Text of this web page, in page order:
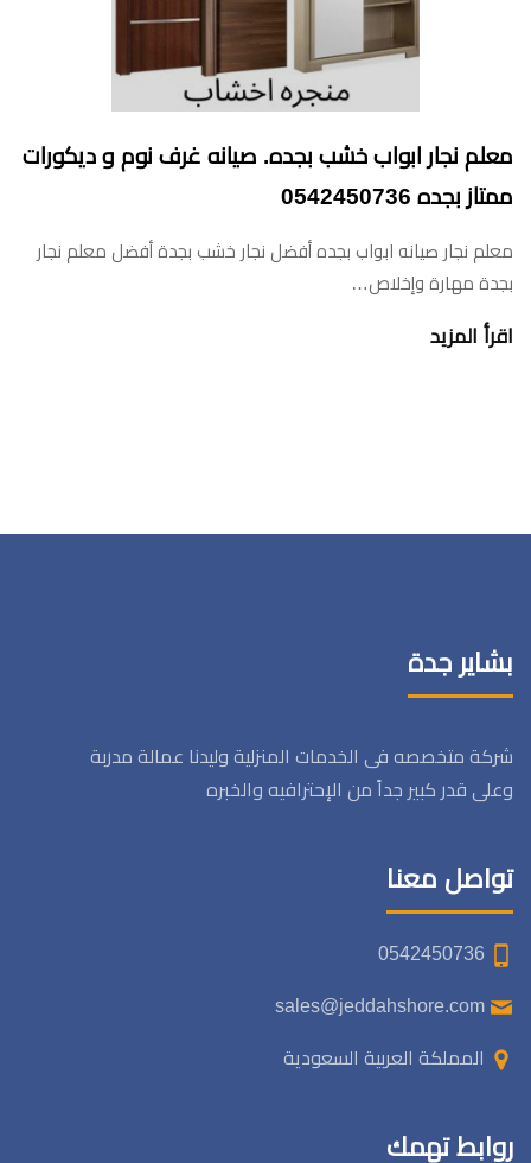
معلم نجار ابواب خشب بجده. صيانه غرف نوم و ديكورات
ممتاز بجده 0542450736
معلم نجار صيانه ابواب بجده أفضل نجار خشب بجدة أفضل معلم نجار
بجدة مهارة وإخلاص…
اقرأ المزيد
بشاير جدة
شركة متخصصه فى الخدمات المنزلية وليدنا عمالة مدربة
وعلى قدر كبير جداً من الإحترافيه والخبره
تواصل معنا
المملكة العربية السعودية
روابط تهمك